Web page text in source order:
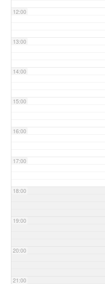
12:00
13:00
14:00
15:00
16:00
17:00
18:00
19:00
20:00
21:00